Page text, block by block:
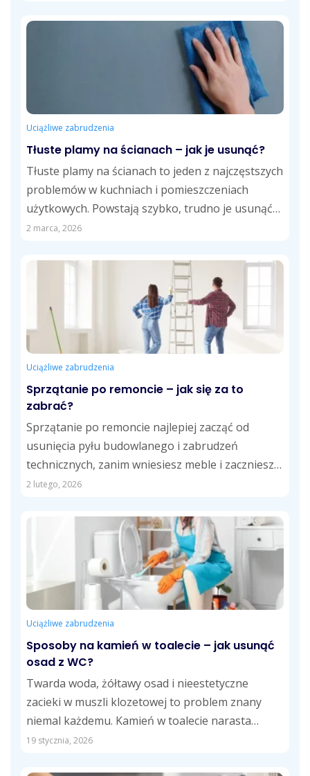
Uciążliwe zabrudzenia
Tłuste plamy na ścianach – jak je usunąć?
Tłuste plamy na ścianach to jeden z najczęstszych
problemów w kuchniach i pomieszczeniach
użytkowych. Powstają szybko, trudno je usunąć
i...
2 marca, 2026
Uciążliwe zabrudzenia
Sprzątanie po remoncie – jak się za to
zabrać?
Sprzątanie po remoncie najlepiej zacząć od
usunięcia pyłu budowlanego i zabrudzeń
technicznych, zanim wniesiesz meble i zaczniesz
normalnie korzystać z...
2 lutego, 2026
Uciążliwe zabrudzenia
Sposoby na kamień w toalecie – jak usunąć
osad z WC?
Twarda woda, żółtawy osad i nieestetyczne
zacieki w muszli klozetowej to problem znany
niemal każdemu. Kamień w toalecie narasta
powoli,...
19 stycznia, 2026